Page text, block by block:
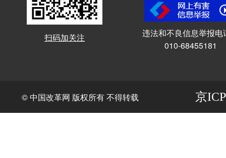
扫码加关注
违法和不良信息举报电
010-68455181
© 中国改革网 版权所有 不得转载 京